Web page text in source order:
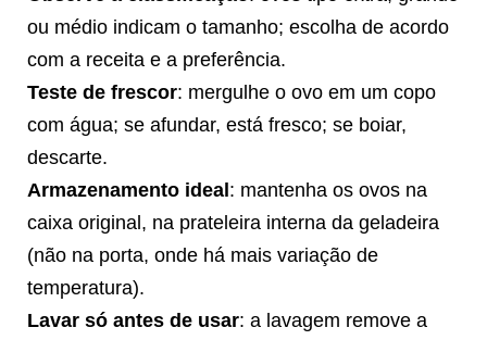
ou médio indicam o tamanho; escolha de acordo
com a receita e a preferência.
Teste de frescor: mergulhe o ovo em um copo
com água; se afundar, está fresco; se boiar,
descarte.
Armazenamento ideal: mantenha os ovos na
caixa original, na prateleira interna da geladeira
(não na porta, onde há mais variação de
temperatura).
Lavar só antes de usar: a lavagem remove a